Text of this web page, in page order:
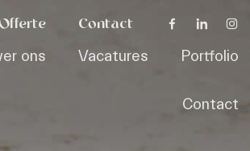
Contact
ons Vacatures Portfolio
Contact